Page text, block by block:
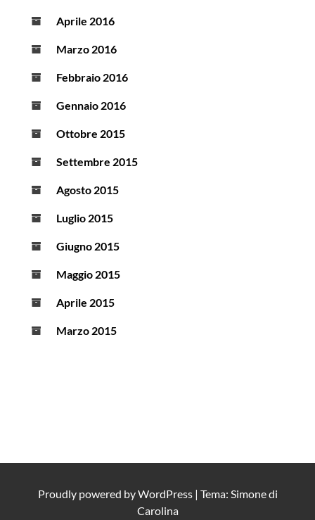
Aprile 2016
Marzo 2016
Febbraio 2016
Gennaio 2016
Ottobre 2015
Settembre 2015
Agosto 2015
Luglio 2015
Giugno 2015
Maggio 2015
Aprile 2015
Marzo 2015
Proudly powered byWordPress | Tema: Simone di
Carolina